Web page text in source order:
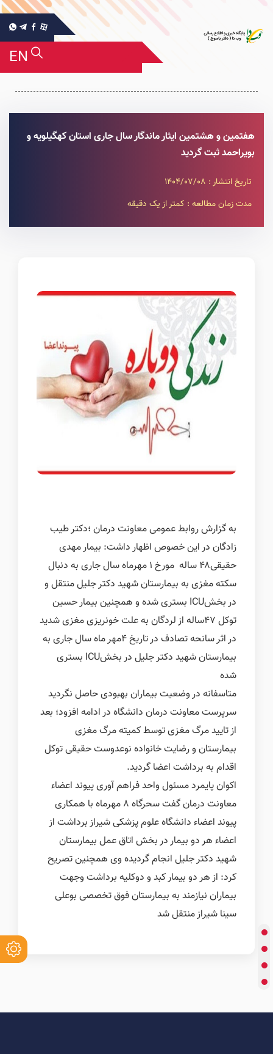
EN
هفتمین و هشتمین ایثار ماندگار سال جاری استان کهگیلویه و
بویراحمد ثبت گردید
تاریخ انتشار : 1404/07/08
مدت زمان مطالعه : کمتر از یک دقیقه
به گزارش روابط عمومی معاونت درمان ؛دکتر طیب
زادگان در این خصوص اظهار داشت: بیمار مهدی
حقیقی۴۸ ساله مورخ ۱ مهرماه سال جاری به دنبال
سکته مغزی به بیمارستان شهید دکتر جلیل منتقل و
در بخشICU بستری شده و همچنین بیمار حسین
توکل ۴۷ساله از لردگان به علت خونریزی مغزی شدید
در اثر سانحه تصادف در تاریخ ۴مهر ماه سال جاری به
بیمارستان شهید دکتر جلیل در بخشICU بستری
شده
متاسفانه در وضعیت بیماران بهبودی حاصل نگردید
سرپرست معاونت درمان دانشگاه در ادامه افزود؛ بعد
از تایید مرگ مغزی توسط کمیته مرگ مغزی
بیمارستان و رضایت خانواده نوعدوست حقیقی توکل
اقدام به برداشت اعضا گردید.
اکوان پایمرد مسئول واحد فراهم آوری پیوند اعضاء
معاونت درمان گفت سحرگاه ۸ مهرماه با همکاری
پیوند اعضاء دانشگاه علوم پزشکی شیراز برداشت از
اعضاء هر دو بیمار در بخش اتاق عمل بیمارستان
شهید دکتر جلیل انجام گردیده وی همچنین تصریح
کرد: از هر دو بیمار کبد و دوکلیه برداشت وجهت
بیماران نیازمند به بیمارستان فوق تخصصی بوعلی
سینا شیراز منتقل شد